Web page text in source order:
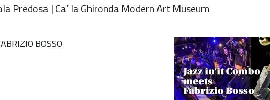
Predosa | Ca’ la Ghironda Modern Art Museum
events/ccc35-
BOSSO